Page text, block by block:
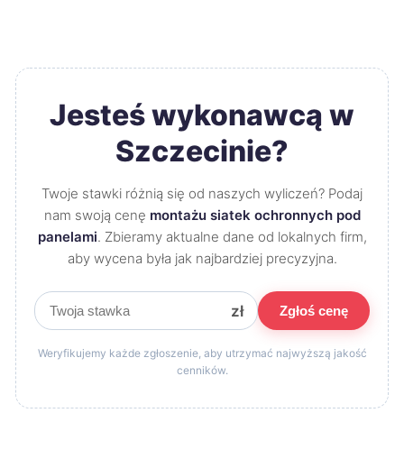
Jesteś wykonawcą w
Szczecinie?
Twoje stawki różnią się od naszych wyliczeń? Podaj
nam swoją cenę montażu siatek ochronnych pod
panelami. Zbieramy aktualne dane od lokalnych firm,
aby wycena była jak najbardziej precyzyjna.
zł Zgłoś cenę
Weryfikujemy każde zgłoszenie, aby utrzymać najwyższą jakość
cenników.